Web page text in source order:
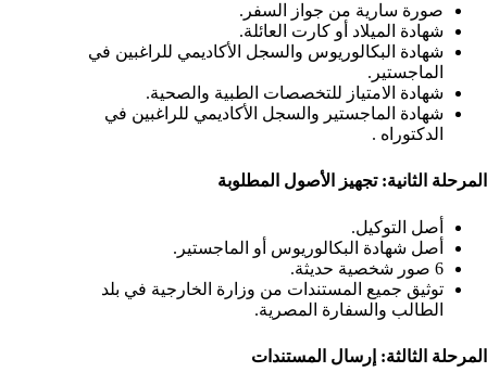
صورة سارية من جواز السفر.
شهادة الميلاد أو كارت العائلة.
شهادة البكالوريوس والسجل الأكاديمي للراغبين في
الماجستير.
شهادة الامتياز للتخصصات الطبية والصحية.
شهادة الماجستير والسجل الأكاديمي للراغبين في
الدكتوراه .
المرحلة الثانية: تجهيز الأصول المطلوبة
أصل التوكيل.
أصل شهادة البكالوريوس أو الماجستير.
6 صور شخصية حديثة.
توثيق جميع المستندات من وزارة الخارجية في بلد
الطالب والسفارة المصرية.
المرحلة الثالثة: إرسال المستندات